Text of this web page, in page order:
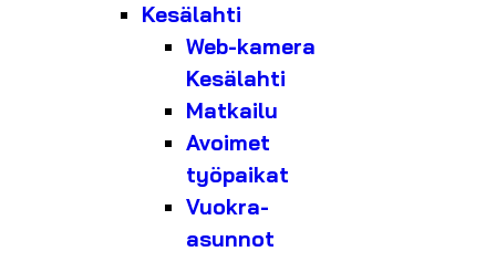
Kesälahti
Web-kamera
Kesälahti
Matkailu
Avoimet
työpaikat
Vuokra-
asunnot